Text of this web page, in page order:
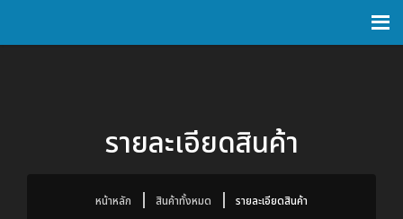
รายละเอียดสินค้า
หน้าหลัก สินค้าทั้งหมด รายละเอียดสินค้า